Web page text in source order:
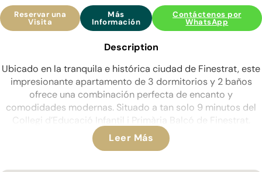
Reservar una
Visita
Más
Información
Contáctenos por
WhatsApp
Description
Ubicado en la tranquila e histórica ciudad de Finestrat, este
impresionante apartamento de 3 dormitorios y 2 baños
ofrece una combinación perfecta de encanto y
comodidades modernas. Situado a tan solo 9 minutos del
Collegi d’Educació Infantil i Primària Balcó de Finestrat.
Este encantador apartamento de 3 dormitorios y 2 baños
ofrece un refugio tranquilo con todas las comodidades
modernas que pueda desear. Esta propiedad cuenta con
Leer Más